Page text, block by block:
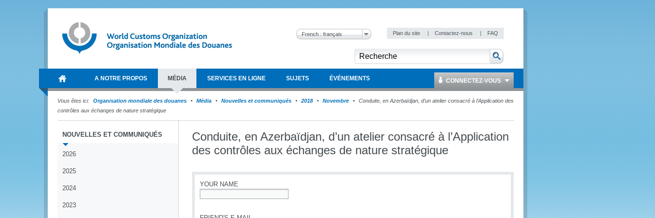
French : français Plan du site | Contactez-nous | FAQ
A NOTRE PROPOS MÉDIA SERVICES EN LIGNE SUJETS ÉVÉNEMENTS CONNECTEZ-VOUS
Vous êtes ici: Organisation mondiale des douanes Média Nouvelles et communiqués 2018 Novembre
Conduite, en Azerbaïdjan, d’un atelier consacré à l’Application des
contrôles aux échanges de nature stratégique
NOUVELLES ET COMMUNIQUÉS
2026
2025
2024
2023
Conduite, en Azerbaïdjan, d’un atelier consacré à l’Application
des contrôles aux échanges de nature stratégique
YOUR NAME